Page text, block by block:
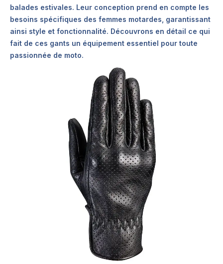
balades estivales. Leur conception prend en compte les
besoins spécifiques des femmes motardes, garantissant
ainsi style et fonctionnalité. Découvrons en détail ce qui
fait de ces gants un équipement essentiel pour toute
passionnée de moto.